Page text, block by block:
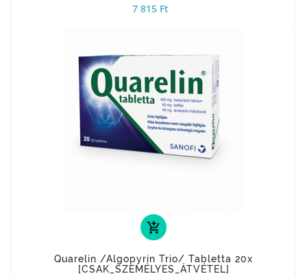
7 815 Ft
add_shopping_cart
Quarelin /Algopyrin Trio/ Tabletta 20x
[CSAK_SZEMÉLYES_ÁTVÉTEL]